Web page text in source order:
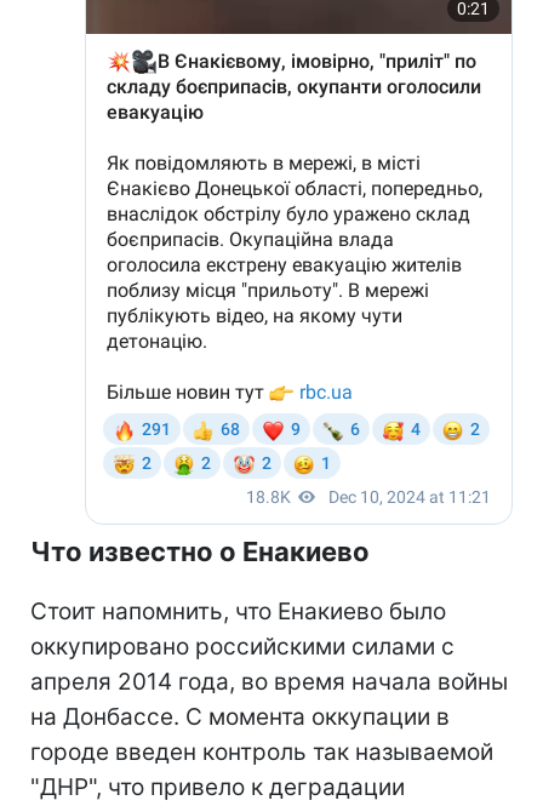
Что известно о Енакиево
Стоит напомнить, что Енакиево было
оккупировано российскими силами с
апреля 2014 года, во время начала войны
на Донбассе. С момента оккупации в
городе введен контроль так называемой
"ДНР", что привело к деградации